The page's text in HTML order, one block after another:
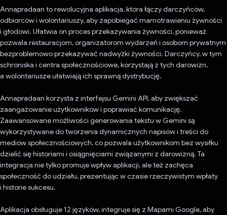
Annapradaan to rewolucyjna aplikacja, która łączy darczyńców,
odbiorców i wolontariuszy, aby zapobiegać marnotrawieniu żywności
i głodowi. Ułatwia on proces przekazywania żywności, ponieważ
pozwala restauracjom, organizatorom wydarzeń i osobom prywatnym
bezproblemowo przekazywać nadwyżki żywności. Darczyńcy, w tym
schroniska i centra społecznościowe, korzystają z tych darowizn,
a wolontariusze ułatwiają ich sprawną dystrybucję.
Annapradaan korzysta z interfejsu Gemini API, aby zwiększać
zaangażowanie użytkowników i poprawiać komunikację.
Zaawansowane możliwości generowania tekstu w Gemini są
wykorzystywane do tworzenia dynamicznych napisów i treści do
mediów społecznościowych, co pozwala użytkownikom bez wysiłku
dzielić się historiami i osiągnięciami związanymi z darowizną. Ta
integracja nie tylko promuje wpływ aplikacji, ale też zachęca
społeczność do udziału, prezentując w czasie rzeczywistym wpłaty
i historie sukcesu.
Aplikacja obsługuje 12 języków, integruje się z Mapami Google, aby